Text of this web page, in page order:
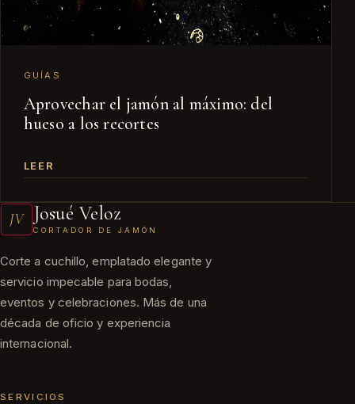
GUÍAS
Aprovechar el jamón al máximo: del
hueso a los recortes
LEER
JV Josué Veloz
CORTADOR DE JAMÓN
Corte a cuchillo, emplatado elegante y
servicio impecable para bodas,
eventos y celebraciones. Más de una
década de oficio y experiencia
internacional.
SERVICIOS